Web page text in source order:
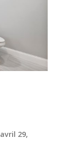
avril 29,